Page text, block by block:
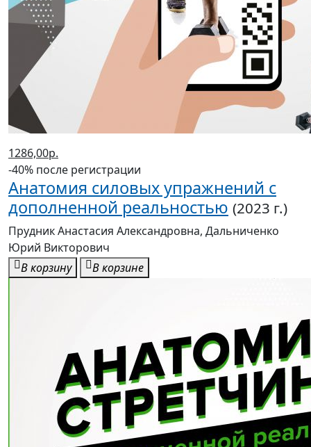
вход/регистрация
Главная
Акции
Скидка 20% на все энциклопедии издательства
«АСТ»!
Скидка 20% на все
энциклопедии издательства
«АСТ»!